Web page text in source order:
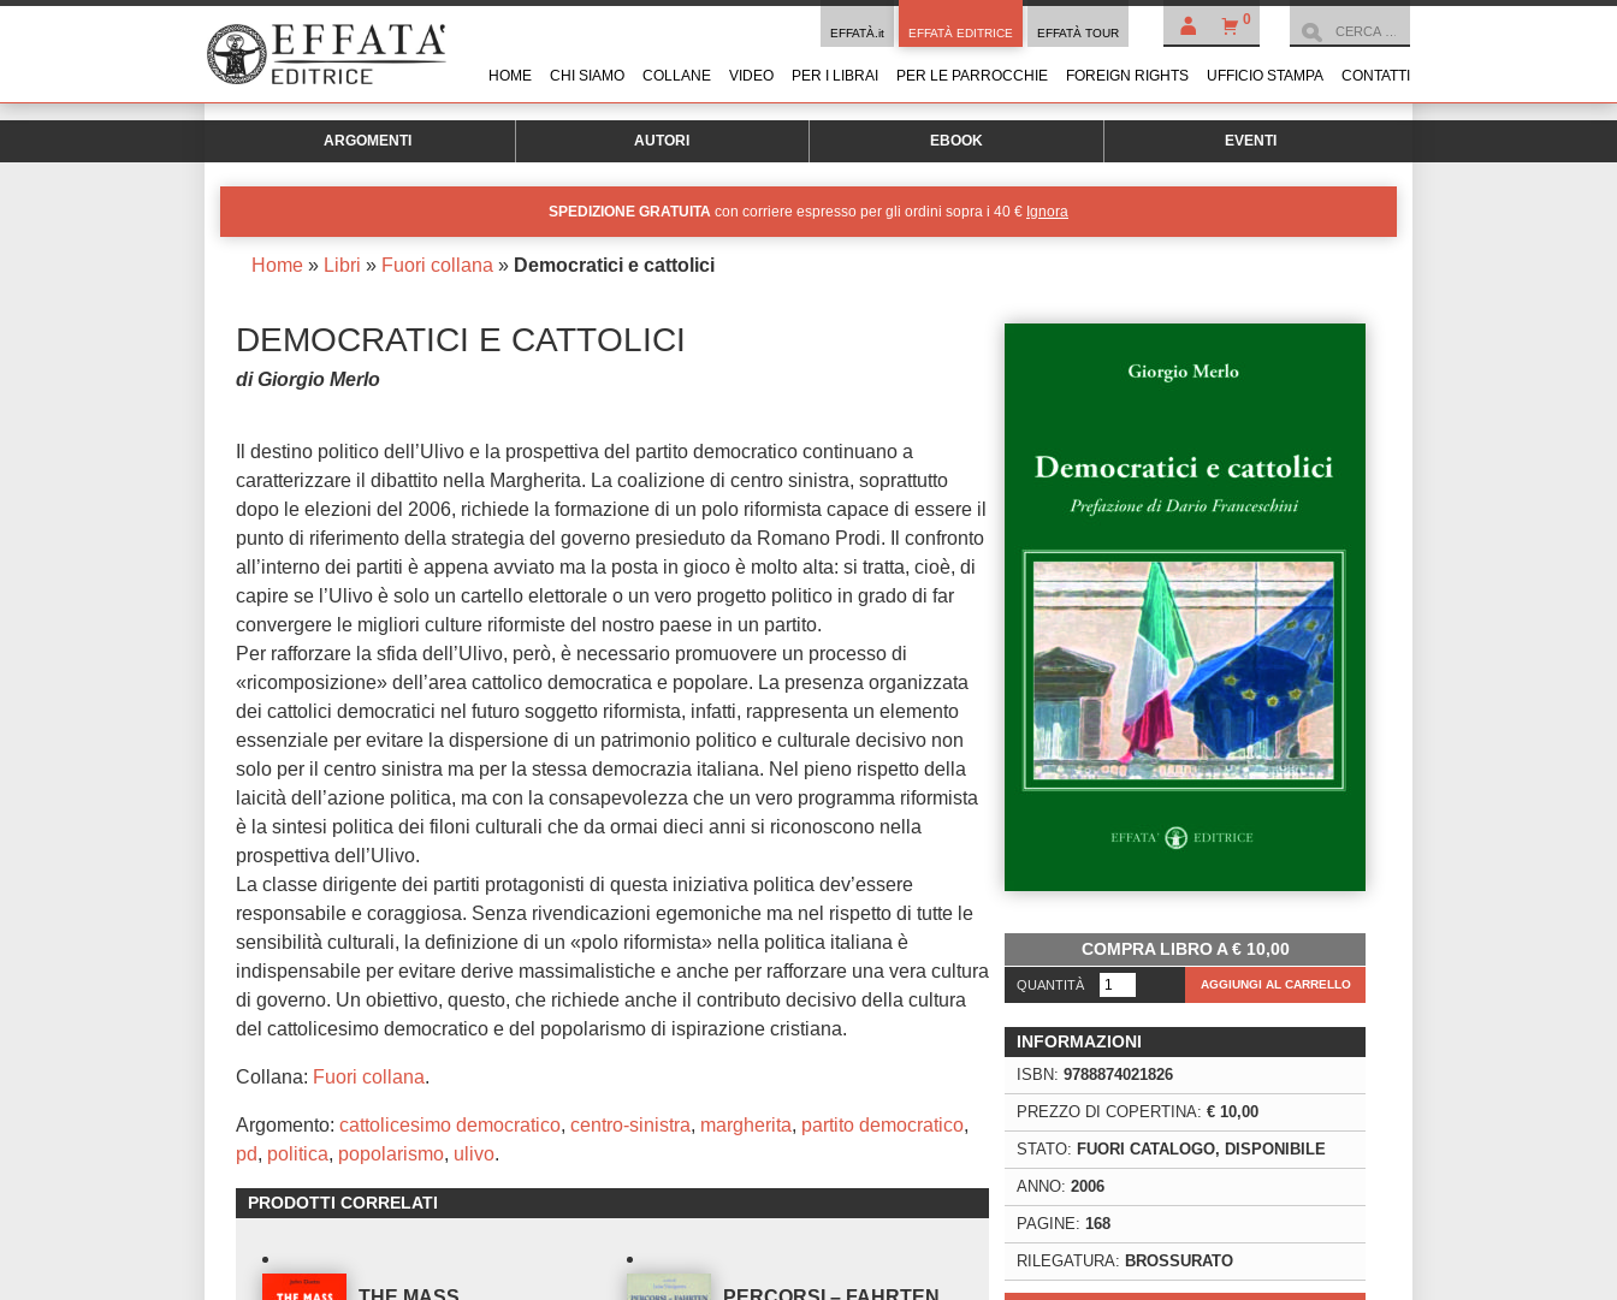
0
EFFATÀ.it EFFATÀ EDITRICE EFFATÀ TOUR
HOME CHI SIAMO COLLANE VIDEO PER I LIBRAI PER LE PARROCCHIE FOREIGN RIGHTS UFFICIO STAMPA CONTATTI
ARGOMENTI AUTORI EBOOK EVENTI
SPEDIZIONE GRATUITA con corriere espresso per gli ordini sopra i 40 € Ignora
Home » Libri » Fuori collana » Democratici e cattolici
COMPRA LIBRO A€10,00
QUANTITÀ AGGIUNGI AL CARRELLO
INFORMAZIONI
ISBN: 9788874021826
PREZZO DI COPERTINA: € 10,00
STATO: FUORI CATALOGO, DISPONIBILE
ANNO: 2006
PAGINE: 168
RILEGATURA: BROSSURATO
DEMOCRATICI E CATTOLICI
di Giorgio Merlo
Il destino politico dell’Ulivo e la prospettiva del partito democratico continuano a
caratterizzare il dibattito nella Margherita. La coalizione di centro sinistra, soprattutto
dopo le elezioni del 2006, richiede la formazione di un polo riformista capace di essere il
punto di riferimento della strategia del governo presieduto da Romano Prodi. Il confronto
all’interno dei partiti è appena avviato ma la posta in gioco è molto alta: si tratta, cioè, di
capire se l’Ulivo è solo un cartello elettorale o un vero progetto politico in grado di far
convergere le migliori culture riformiste del nostro paese in un partito.
Per rafforzare la sfida dell’Ulivo, però, è necessario promuovere un processo di
«ricomposizione» dell’area cattolico democratica e popolare. La presenza organizzata
dei cattolici democratici nel futuro soggetto riformista, infatti, rappresenta un elemento
essenziale per evitare la dispersione di un patrimonio politico e culturale decisivo non
solo per il centro sinistra ma per la stessa democrazia italiana. Nel pieno rispetto della
laicità dell’azione politica, ma con la consapevolezza che un vero programma riformista
è la sintesi politica dei filoni culturali che da ormai dieci anni si riconoscono nella
prospettiva dell’Ulivo.
La classe dirigente dei partiti protagonisti di questa iniziativa politica dev’essere
responsabile e coraggiosa. Senza rivendicazioni egemoniche ma nel rispetto di tutte le
sensibilità culturali, la definizione di un «polo riformista» nella politica italiana è
indispensabile per evitare derive massimalistiche e anche per rafforzare una vera cultura
di governo. Un obiettivo, questo, che richiede anche il contributo decisivo della cultura
del cattolicesimo democratico e del popolarismo di ispirazione cristiana.
Collana: Fuori collana.
Argomento: cattolicesimo democratico, centro-sinistra, margherita, partito democratico,
pd, politica, popolarismo, ulivo.
PRODOTTI CORRELATI